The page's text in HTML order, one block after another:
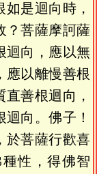
如是迴向時，
？菩薩摩訶薩
迴向，應以無
應以離慢善根
善根迴向，
向。佛子！
於菩薩行歡喜
性，得佛智